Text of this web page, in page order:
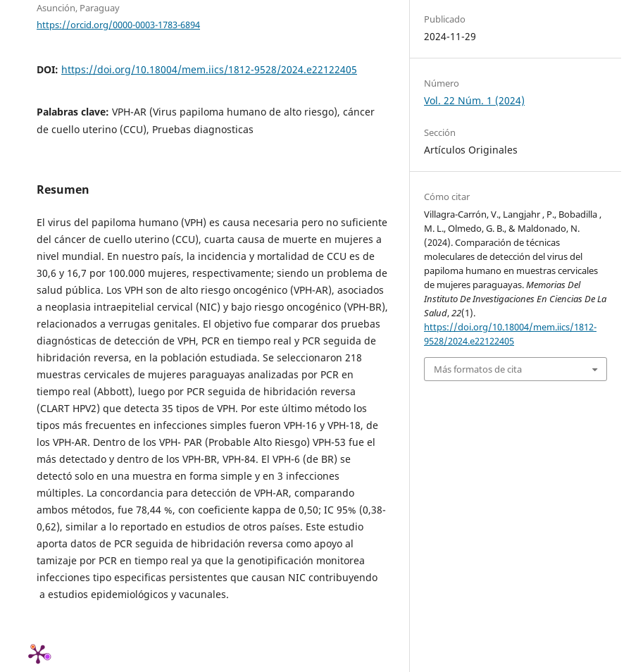
Asunción, Paraguay
https://orcid.org/0000-0003-1783-6894
DOI: https://doi.org/10.18004/mem.iics/1812-9528/2024.e22122405
Palabras clave: VPH-AR (Virus papiloma humano de alto riesgo), cáncer
de cuello uterino (CCU), Pruebas diagnosticas
Resumen
El virus del papiloma humano (VPH) es causa necesaria pero no suficiente
del cáncer de cuello uterino (CCU), cuarta causa de muerte en mujeres a
nivel mundial. En nuestro país, la incidencia y mortalidad de CCU es de
30,6 y 16,7 por 100.000 mujeres, respectivamente; siendo un problema de
salud pública. Los VPH son de alto riesgo oncogénico (VPH-AR), asociados
a neoplasia intraepitelial cervical (NIC) y bajo riesgo oncogénico (VPH-BR),
relacionados a verrugas genitales. El objetivo fue comparar dos pruebas
diagnósticas de detección de VPH, PCR en tiempo real y PCR seguida de
hibridación reversa, en la población estudiada. Se seleccionaron 218
muestras cervicales de mujeres paraguayas analizadas por PCR en
tiempo real (Abbott), luego por PCR seguida de hibridación reversa
(CLART HPV2) que detecta 35 tipos de VPH. Por este último método los
tipos más frecuentes en infecciones simples fueron VPH-16 y VPH-18, de
los VPH-AR. Dentro de los VPH- PAR (Probable Alto Riesgo) VPH-53 fue el
más detectado y dentro de los VPH-BR, VPH-84. El VPH-6 (de BR) se
detectó solo en una muestra en forma simple y en 3 infecciones
múltiples. La concordancia para detección de VPH-AR, comparando
ambos métodos, fue 78,44 %, con coeficiente kappa de 0,50; IC 95% (0,38-
0,62), similar a lo reportado en estudios de otros países. Este estudio
aporta datos de PCR seguida de hibridación reversa como apoyo al
tamizaje por PCR en tiempo real ya que la genotipificación monitorea
infecciones tipo especificas persistentes que causan NIC contribuyendo
a estudios epidemiológicos y vacunales.
Publicado
2024-11-29
Número
Vol. 22 Núm. 1 (2024)
Sección
Artículos Originales
Cómo citar
Villagra-Carrón, V., Langjahr , P., Bobadilla ,
M. L., Olmedo, G. B., & Maldonado, N.
(2024). Comparación de técnicas
moleculares de detección del virus del
papiloma humano en muestras cervicales
de mujeres paraguayas.Memorias Del
Instituto De Investigaciones En Ciencias De La
Salud,22(1).
https://doi.org/10.18004/mem.iics/1812-
9528/2024.e22122405
Más formatos de cita